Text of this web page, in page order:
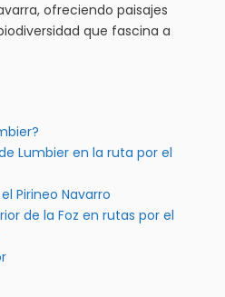
ofreciendo paisajes
que fascina a
Lumbier en la ruta por el
Pirineo Navarro
de la Foz en rutas por el